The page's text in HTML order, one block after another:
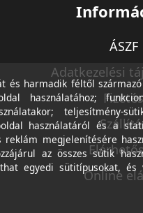
ÁSZF
Adatkezelési
Online
és harmadik féltől
használatához;
teljesítmény-
használatáról és a
megjelenítésére
az összes sütik
egyedi sütitípusokat, és